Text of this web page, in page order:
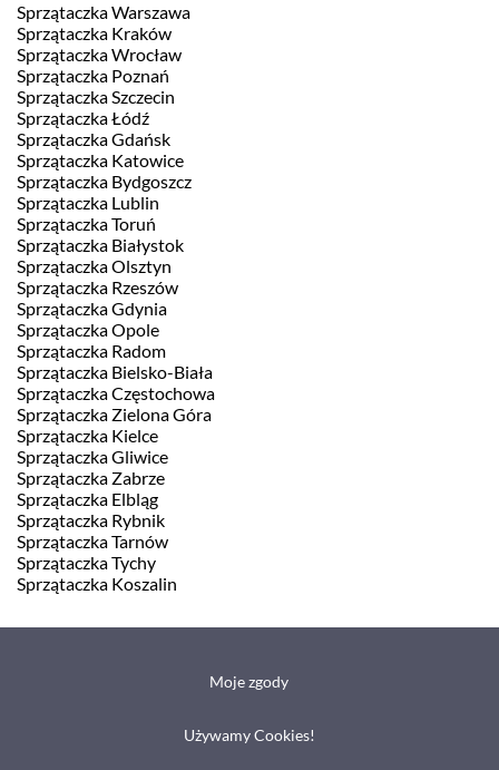
Sprzątaczka Warszawa
Sprzątaczka Kraków
Sprzątaczka Wrocław
Sprzątaczka Poznań
Sprzątaczka Szczecin
Sprzątaczka Łódź
Sprzątaczka Gdańsk
Sprzątaczka Katowice
Sprzątaczka Bydgoszcz
Sprzątaczka Lublin
Sprzątaczka Toruń
Sprzątaczka Białystok
Sprzątaczka Olsztyn
Sprzątaczka Rzeszów
Sprzątaczka Gdynia
Sprzątaczka Opole
Sprzątaczka Radom
Sprzątaczka Bielsko-Biała
Sprzątaczka Częstochowa
Sprzątaczka Zielona Góra
Sprzątaczka Kielce
Sprzątaczka Gliwice
Sprzątaczka Zabrze
Sprzątaczka Elbląg
Sprzątaczka Rybnik
Sprzątaczka Tarnów
Sprzątaczka Tychy
Sprzątaczka Koszalin
Moje zgody
Używamy Cookies!